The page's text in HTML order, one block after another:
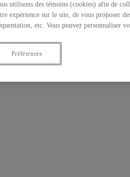
utilisons des témoins (cookies) afin de
expérience sur le site, de vous proposer
etc. Vous pouvez personnaliser
Préférences